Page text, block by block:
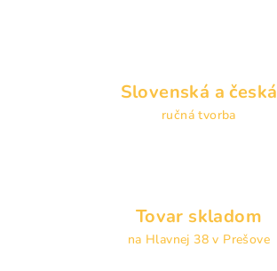
Slovenská a česká
ručná tvorba
Tovar skladom
na Hlavnej 38 v Prešove